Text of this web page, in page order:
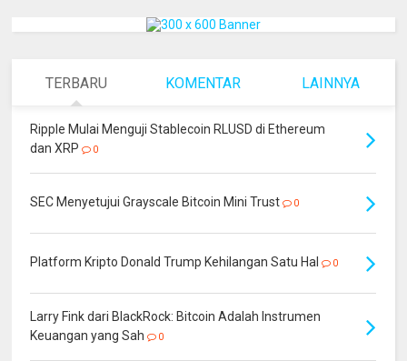
TERBARU KOMENTAR LAINNYA
Ripple Mulai Menguji Stablecoin RLUSD di Ethereum
dan XRP
0
SEC Menyetujui Grayscale Bitcoin Mini Trust 0
Platform Kripto Donald Trump Kehilangan Satu Hal 0
Larry Fink dari BlackRock: Bitcoin Adalah Instrumen
Keuangan yang Sah
0